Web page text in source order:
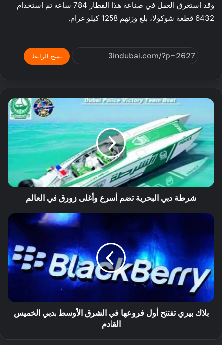
وقد استغرق العمل في صناعة هذا القطار 784 ساعة تم استخدام
6432 قطعة شوكولا، بلغ وزنهم 1258 كيلو غرام.
نسخ الرابط
شرطة دبي البحرية تضم أسرع وأغلى زورق في العالم
بلاك بيري تفتتح أول فروعها في الشرق الأوسط بدبي الخميس
القادم